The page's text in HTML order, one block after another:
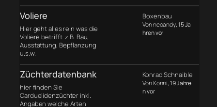
Voliere
Hier geht alles rein was die
Voliere betrifft. z.B. Bau,
Ausstattung, Bepflanzung
u.s.w.
Boxenbau
Von neoandy, 15 Ja
hren vor
Züchterdatenbank
hier finden Sie
Carduelidenzüchter inkl.
Angaben welche Arten
Konrad Schnaible
Von Konni, 19 Jahre
n vor